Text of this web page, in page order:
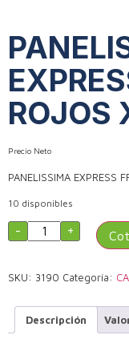
ROJOS
Precio Neto
PANELISSIMA EXPRESS
10 disponibles
- +
SKU: 3190 Categoría:
Descripción